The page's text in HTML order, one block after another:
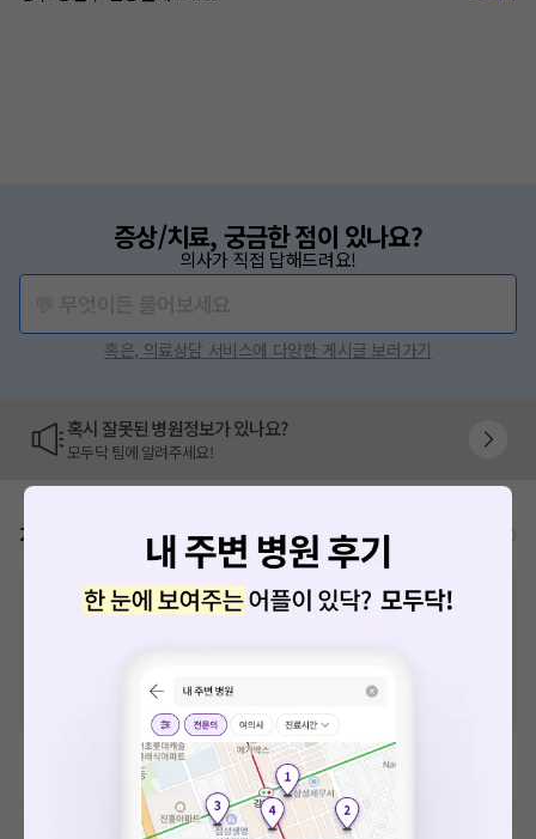
증상/치료, 궁금한 점이 있나요?
의사가 직접 답해드려요!
혹은, 의료상담 서비스에 다양한 게시글 보러가기
혹시 잘못된 병원정보가 있나요?
모두닥 팀에 알려주세요!
가격표 비급여/급여 진료란?
비급여 항목의 경우,추가비용 등으로 실제 가격과 상이할 수 있으니, 정확
한 가격은 해당 의료기관에 직접 문의해주세요.
산정될 수 있는 점 참고 바랍니다.)
※ 이벤트가, 할인가는
VAT 포함